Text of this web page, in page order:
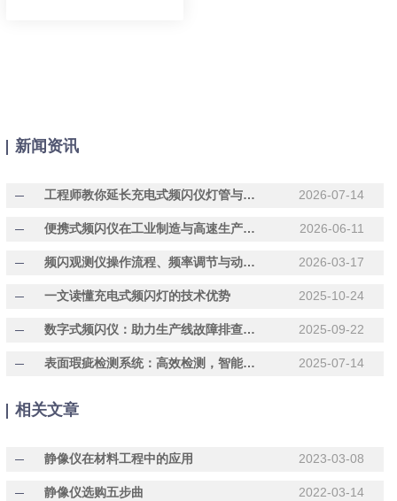
新闻资讯
工程师教你延长充电式频闪仪灯管与电池使用寿命的关键细节 2026-07-14
便携式频闪仪在工业制造与高速生产线质量检测中的关键应用 2026-06-11
频闪观测仪操作流程、频率调节与动态场景清晰观测实用技巧 2026-03-17
一文读懂充电式频闪灯的技术优势 2025-10-24
数字式频闪仪：助力生产线故障排查，规避动态设备运行隐患 2025-09-22
表面瑕疵检测系统：高效检测，智能分析，让质量控制更轻松 2025-07-14
相关文章
静像仪在材料工程中的应用 2023-03-08
静像仪选购五步曲 2022-03-14